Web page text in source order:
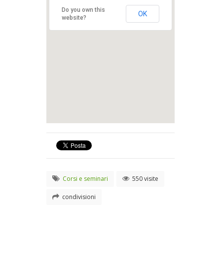
Do you own this
website?
OK
Corsi e seminari 550 visite
condivisioni